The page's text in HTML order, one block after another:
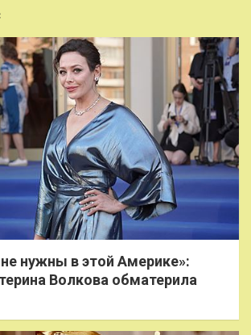
нужны в этой Америке»:
Волкова обматерила